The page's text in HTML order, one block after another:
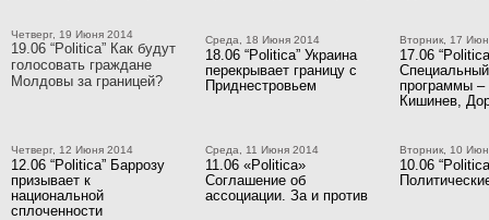
Четверг, 19 Июня 2014
19.06 “Politica” Как будут
голосовать граждане
Молдовы за границей?
Среда, 18 Июня 2014
18.06 “Politica” Украина
перекрывает границу с
Приднестровьем
Вторник, 17
17.06
Специальный
программы –
Кишинев,
Четверг, 12 Июня 2014
12.06 “Politica” Баррозу
призывает к
национальной
сплоченности
Среда, 11 Июня 2014
11.06 «Politica»
Соглашение об
ассоциации. За и против
Вторник, 10
10.06